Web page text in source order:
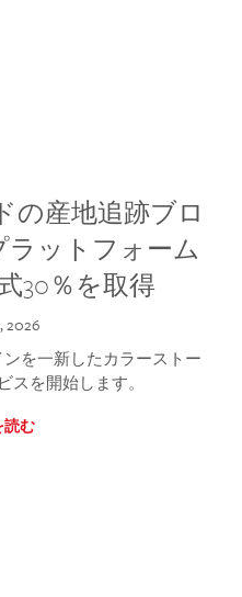
の産地追跡ブロ
ットフォーム
30％を取得
2026
を一新したカラーストー
スを開始します。
読む